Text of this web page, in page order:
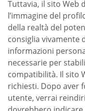
Tuttavia, il sito Web
l’immagine del
della realtà del
consiglia vivamente
informazioni
necessarie per
compatibilità. Il sito
richiesti. Dopo aver
utente, verrai